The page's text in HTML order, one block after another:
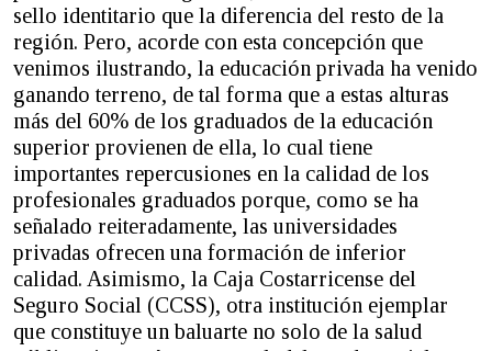
sello identitario que la diferencia del resto de la
región. Pero, acorde con esta concepción que
venimos ilustrando, la educación privada ha venido
ganando terreno, de tal forma que a estas alturas
más del 60% de los graduados de la educación
superior provienen de ella, lo cual tiene
importantes repercusiones en la calidad de los
profesionales graduados porque, como se ha
señalado reiteradamente, las universidades
privadas ofrecen una formación de inferior
calidad. Asimismo, la Caja Costarricense del
Seguro Social (CCSS), otra institución ejemplar
que constituye un baluarte no solo de la salud